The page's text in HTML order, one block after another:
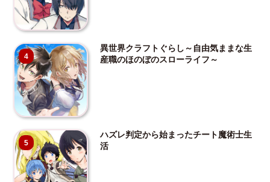
4
異世界クラフトぐらし～自由気ままな生
産職のほのぼのスローライフ～
5
ハズレ判定から始まったチート魔術士生
活